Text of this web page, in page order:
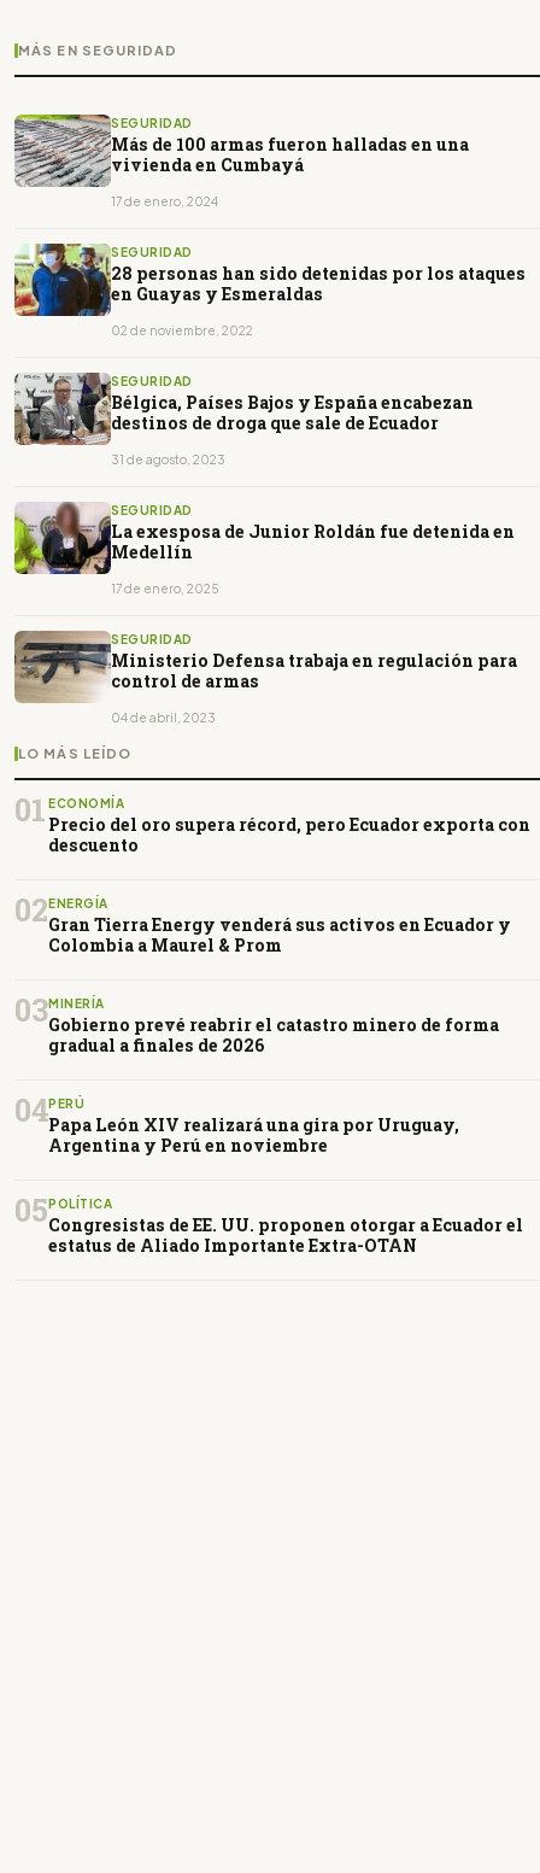
MÁS EN SEGURIDAD
SEGURIDAD
Más de 100 armas fueron halladas en una
vivienda en Cumbayá
17 de enero, 2024
SEGURIDAD
28 personas han sido detenidas por los ataques
en Guayas y Esmeraldas
02 de noviembre, 2022
SEGURIDAD
Bélgica, Países Bajos y España encabezan
destinos de droga que sale de Ecuador
31 de agosto, 2023
SEGURIDAD
La exesposa de Junior Roldán fue detenida en
Medellín
17 de enero, 2025
SEGURIDAD
Ministerio Defensa trabaja en regulación para
control de armas
04 de abril, 2023
LO MÁS LEÍDO
01 ECONOMÍA
Precio del oro supera récord, pero Ecuador exporta con
descuento
02 ENERGÍA
Gran Tierra Energy venderá sus activos en Ecuador y
Colombia a Maurel & Prom
03MINERÍA
Gobierno prevé reabrir el catastro minero de forma
gradual a finales de 2026
04PERÚ
Papa León XIV realizará una gira por Uruguay,
Argentina y Perú en noviembre
05 POLÍTICA
Congresistas de EE. UU. proponen otorgar a Ecuador el
estatus de Aliado Importante Extra-OTAN